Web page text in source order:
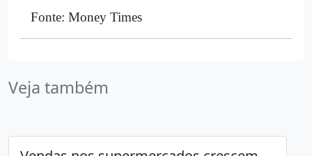
Fonte: Money Times
Veja também